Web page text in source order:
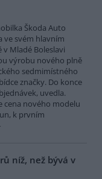
Škoda Auto
ve svém hlavním
v Mladé Boleslavi
výrobu nového plně
sedmimístného
značky. Do konce
uvedla.
cena nového modelu
k prvním
níž, než bývá v